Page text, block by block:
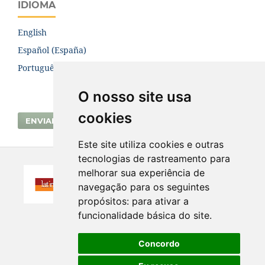
O nosso site usa
cookies
Este site utiliza cookies e outras
tecnologias de rastreamento para
melhorar sua experiência de
navegação para os seguintes
propósitos: para ativar a
funcionalidade básica do site.
Concordo
IDIOMA
English
Español (España)
Português (Brasil)
ENVIAR SUBMISSÃO